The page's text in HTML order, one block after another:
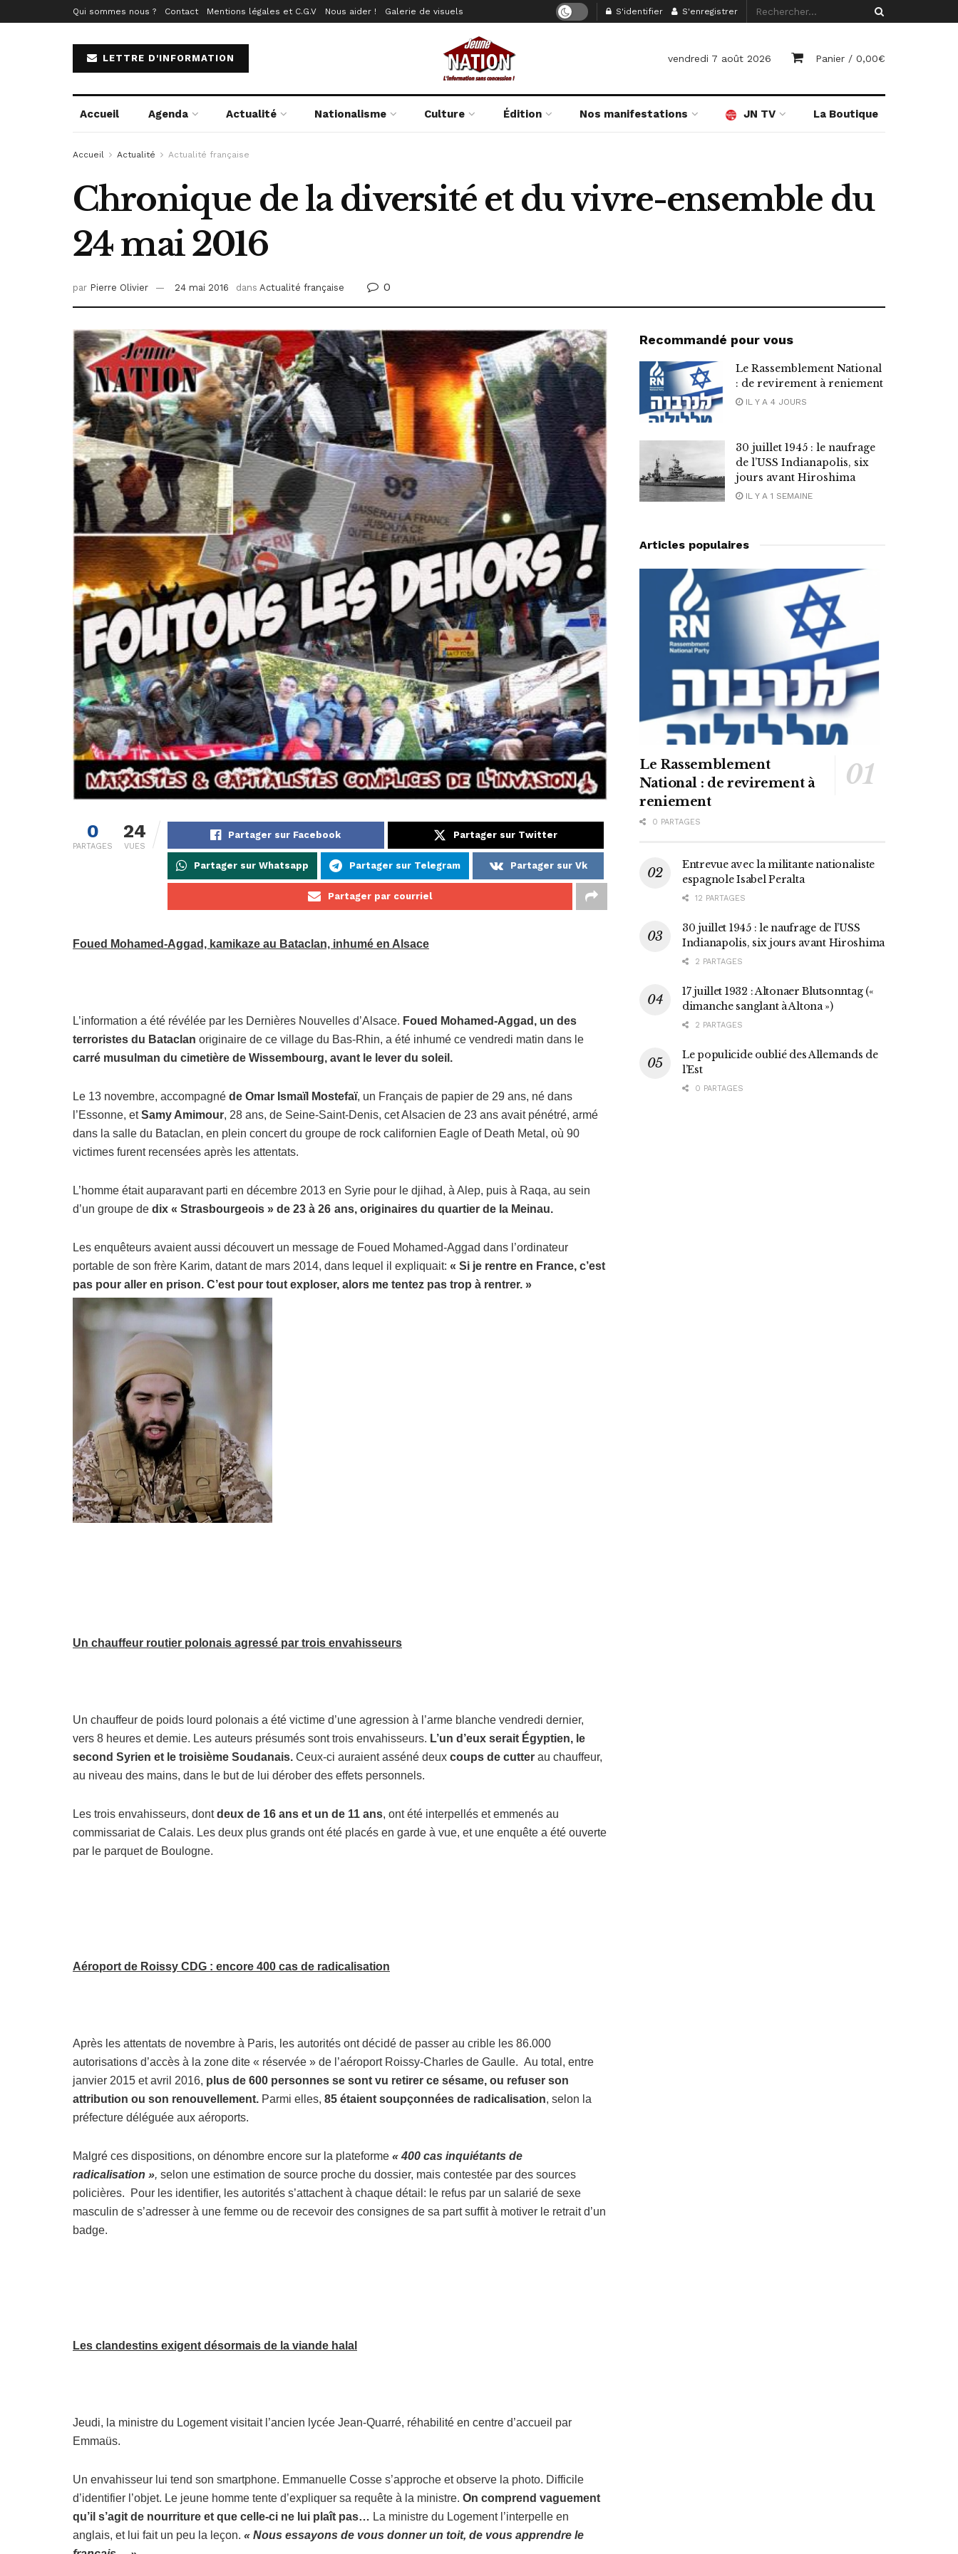
Qui sommes nous ? Contact Mentions légales et C.G.V Nous aider ! Galerie de visuels S'identifier S'enregistrer
LETTRE D'INFORMATION vendredi 7 août 2026 Panier / 0,00€
Accueil Agenda Actualité Nationalisme Culture Édition Nos manifestations JN TV La Boutique
Accueil Actualité Actualité française
Chronique de la diversité et du vivre-ensemble du
24 mai 2016
par Pierre Olivier 24 mai 2016 dans Actualité française 0
0
PARTAGES
24
VUES
Partager sur Facebook Partager sur Twitter
Partager sur Whatsapp Partager sur Telegram Partager sur Vk
Partager par courriel
Foued Mohamed-Aggad, kamikaze au Bataclan, inhumé en Alsace
L’information a été révélée par les Dernières Nouvelles d’Alsace. Foued Mohamed-Aggad, un des
terroristes du Bataclan originaire de ce village du Bas-Rhin, a été inhumé ce vendredi matin dans le
carré musulman du cimetière de Wissembourg, avant le lever du soleil.
Le 13 novembre, accompagné de Omar Ismaïl Mostefaï, un Français de papier de 29 ans, né dans
l’Essonne, etSamy Amimour, 28 ans, de Seine-Saint-Denis, cet Alsacien de 23 ans avait pénétré, armé
dans la salle du Bataclan, en plein concert du groupe de rock californien Eagle of Death Metal, où 90
victimes furent recensées après les attentats.
L’homme était auparavant parti en décembre 2013 en Syrie pour le djihad, à Alep, puis à Raqa, au sein
d’un groupe de dix « Strasbourgeois » de 23 à 26 ans, originaires du quartier de la Meinau.
Les enquêteurs avaient aussi découvert un message de Foued Mohamed-Aggad dans l’ordinateur
portable de son frère Karim, datant de mars 2014, dans lequel il expliquait: « Si je rentre en France, c’est
pas pour aller en prison. C’est pour tout exploser, alors me tentez pas trop à rentrer. »
Un chauffeur routier polonais agressé par trois envahisseurs
Un chauffeur de poids lourd polonais a été victime d’une agression à l’arme blanche vendredi dernier,
vers 8 heures et demie. Les auteurs présumés sont trois envahisseurs. L’un d’eux serait Égyptien, le
second Syrien et le troisième Soudanais. Ceux-ci auraient asséné deux coups de cutter au chauffeur,
au niveau des mains, dans le but de lui dérober des effets personnels.
Les trois envahisseurs, dontdeux de 16 ans et un de 11 ans, ont été interpellés et emmenés au
commissariat de Calais. Les deux plus grands ont été placés en garde à vue, et une enquête a été ouverte
par le parquet de Boulogne.
Aéroport de Roissy CDG : encore 400 cas de radicalisation
Après les attentats de novembre à Paris, les autorités ont décidé de passer au crible les 86.000
autorisations d’accès à la zone dite « réservée » de l’aéroport Roissy-Charles de Gaulle. Au total, entre
janvier 2015 et avril 2016, plus de 600 personnes se sont vu retirer ce sésame, ou refuser son
attribution ou son renouvellement. Parmi elles, 85 étaient soupçonnées de radicalisation, selon la
préfecture déléguée aux aéroports.
Malgré ces dispositions, on dénombre encore sur la plateforme « 400 cas inquiétants de
radicalisation », selon une estimation de source proche du dossier, mais contestée par des sources
policières. Pour les identifier, les autorités s’attachent à chaque détail: le refus par un salarié de sexe
masculin de s’adresser à une femme ou de recevoir des consignes de sa part suffit à motiver le retrait d’un
badge.
Les clandestins exigent désormais de la viande halal
Jeudi, la ministre du Logement visitait l’ancien lycée Jean-Quarré, réhabilité en centre d’accueil par
Emmaüs.
Un envahisseur lui tend son smartphone. Emmanuelle Cosse s’approche et observe la photo. Difficile
d’identifier l’objet. Le jeune homme tente d’expliquer sa requête à la ministre. On comprend vaguement
qu’il s’agit de nourriture et que celle-ci ne lui plaît pas… La ministre du Logement l’interpelle en
anglais, et lui fait un peu la leçon. « Nous essayons de vous donner un toit, de vous apprendre le
Recommandé pour vous
Le Rassemblement National
: de revirement à reniement
IL Y A 4 JOURS
30 juillet 1945 : le naufrage
de l’USS Indianapolis, six
jours avant Hiroshima
IL Y A 1 SEMAINE
Articles populaires
Le Rassemblement
National : de revirement à
reniement
0 PARTAGES
Entrevue avec la militante nationaliste
espagnole Isabel Peralta
12 PARTAGES
30 juillet 1945 : le naufrage de l’USS
Indianapolis, six jours avant Hiroshima
2 PARTAGES
17 juillet 1932 : Altonaer Blutsonntag («
dimanche sanglant à Altona »)
2 PARTAGES
Le populicide oublié des Allemands de
l’Est
0 PARTAGES